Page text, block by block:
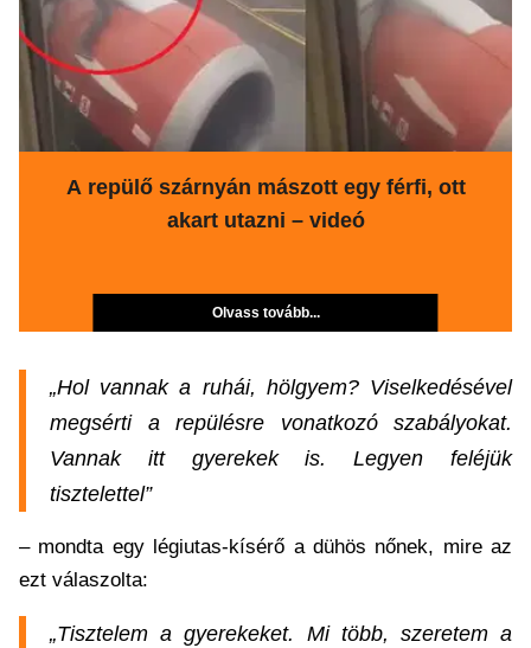
A repülő szárnyán mászott egy férfi, ott
akart utazni – videó
Olvass tovább...
„Hol vannak a ruhái, hölgyem? Viselkedésével
megsérti a repülésre vonatkozó szabályokat.
Vannak itt gyerekek is. Legyen feléjük
tisztelettel”
– mondta egy légiutas-kísérő a dühös nőnek, mire az
ezt válaszolta:
„Tisztelem a gyerekeket. Mi több, szeretem a